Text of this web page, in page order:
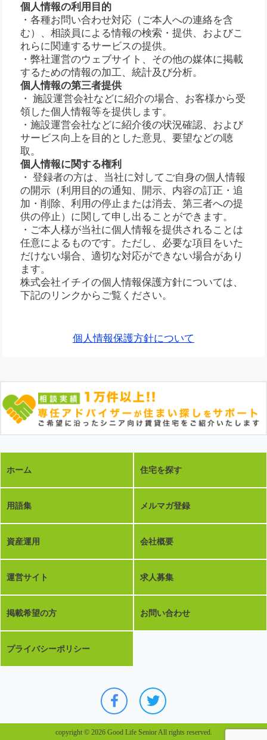
個人情報の利用目的
・各種お問い合わせ対応（ご本人への連絡を含
む）、相談員による情報の検索・提供、およびこ
れらに関連するサービスの提供。
・弊社運営のウェブサイト、その他の媒体に掲載
するための情報の加工、統計及び分析。
個人情報の第三者提供
・ 施設運営会社などに紹介の場合、お客様から受
領した個人情報等を提供します。
・施設運営会社などに紹介後の状況確認、および
サービス向上を目的とした意見、要望などの聴
取。
個人情報に関する権利
・ 登録者の方は、当社に対してご自身の個人情報
の開示（利用目的の通知、開示、内容の訂正・追
加・削除、利用の停止または消去、第三者への提
供の停止）に関して申し出ることができます。
・ご本人様が当社に個人情報を提供されることは
任意によるものです。ただし、必要な項目をいた
だけない場合、適切な対応ができない場合があり
ます。
株式会社イチイの個人情報保護方針については、
下記のリンクからご覧ください。
個人情報保護方針について
ホーム 住宅を探す
用語集 メルマガ登録
資産運用 会社概要
運営サイト 求人募集
掲載希望の方 お問い合わせ
プライバシーポリシー
copyright © 2026 Good Life Senior All rights reserved.